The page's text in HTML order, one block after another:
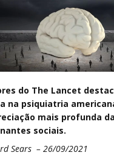
do The Lancet
na psiquiatria
mais profunda
sociais.
Sears – 26/09/2021